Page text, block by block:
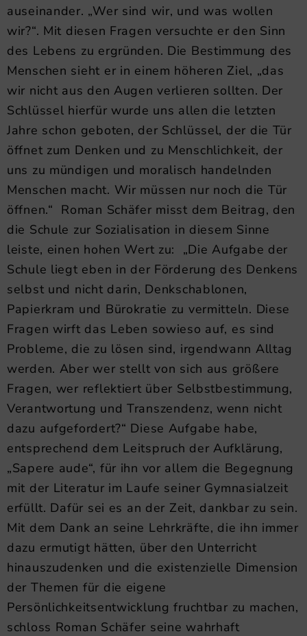
auseinander. „Wer sind wir, und was wollen
wir?“. Mit diesen Fragen versuchte er den Sinn
des Lebens zu ergründen. Die Bestimmung des
Menschen sieht er in einem höheren Ziel, „das
wir nicht aus den Augen verlieren sollten. Der
Schlüssel hierfür wurde uns allen die letzten
Jahre schon geboten, der Schlüssel, der die Tür
öffnet zum Denken und zu Menschlichkeit, der
uns zu mündigen und moralisch handelnden
Menschen macht. Wir müssen nur noch die Tür
öffnen.“ Roman Schäfer misst dem Beitrag, den
die Schule zur Sozialisation in diesem Sinne
leiste, einen hohen Wert zu: „Die Aufgabe der
Schule liegt eben in der Förderung des Denkens
selbst und nicht darin, Denkschablonen,
Papierkram und Bürokratie zu vermitteln. Diese
Fragen wirft das Leben sowieso auf, es sind
Probleme, die zu lösen sind, irgendwann Alltag
werden. Aber wer stellt von sich aus größere
Fragen, wer reflektiert über Selbstbestimmung,
Verantwortung und Transzendenz, wenn nicht
dazu aufgefordert?“ Diese Aufgabe habe,
entsprechend dem Leitspruch der Aufklärung,
„Sapere aude“, für ihn vor allem die Begegnung
mit der Literatur im Laufe seiner Gymnasialzeit
erfüllt. Dafür sei es an der Zeit, dankbar zu sein.
Mit dem Dank an seine Lehrkräfte, die ihn immer
dazu ermutigt hätten, über den Unterricht
hinauszudenken und die existenzielle Dimension
der Themen für die eigene
Persönlichkeitsentwicklung fruchtbar zu machen,
schloss Roman Schäfer seine wahrhaft